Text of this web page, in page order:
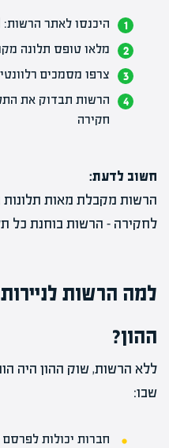
היכנסו לאתר הרשות:
מלאו טופס תלונה
צרפו מסמכים
הרשות תבדוק את
חקירה
חשוב לדעת:
הרשות מקבלת מאות
לחקירה – הרשות בוחנת כל
למה הרשות
ההון?
ללא הרשות, שוק ההון היה
שבו:
חברות יכולות